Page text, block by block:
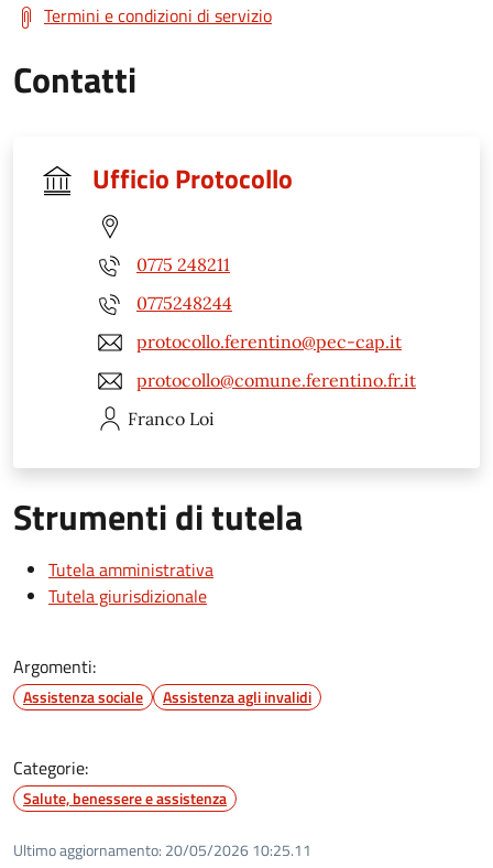
Termini e condizioni di servizio
Contatti
Ufficio Protocollo
0775 248211
0775248244
protocollo.ferentino@pec-cap.it
protocollo@comune.ferentino.fr.it
Franco Loi
Strumenti di tutela
Tutela amministrativa
Tutela giurisdizionale
Argomenti:
Assistenza sociale Assistenza agli invalidi
Categorie:
Salute, benessere e assistenza
Ultimo aggiornamento: 20/05/2026 10:25.11